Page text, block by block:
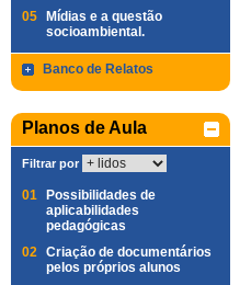
05
Mídias e a questão
socioambiental.
Banco de Relatos
Planos de Aula
Filtrar por
01
Possibilidades de
aplicabilidades
pedagógicas
02 Criação de documentários
pelos próprios alunos